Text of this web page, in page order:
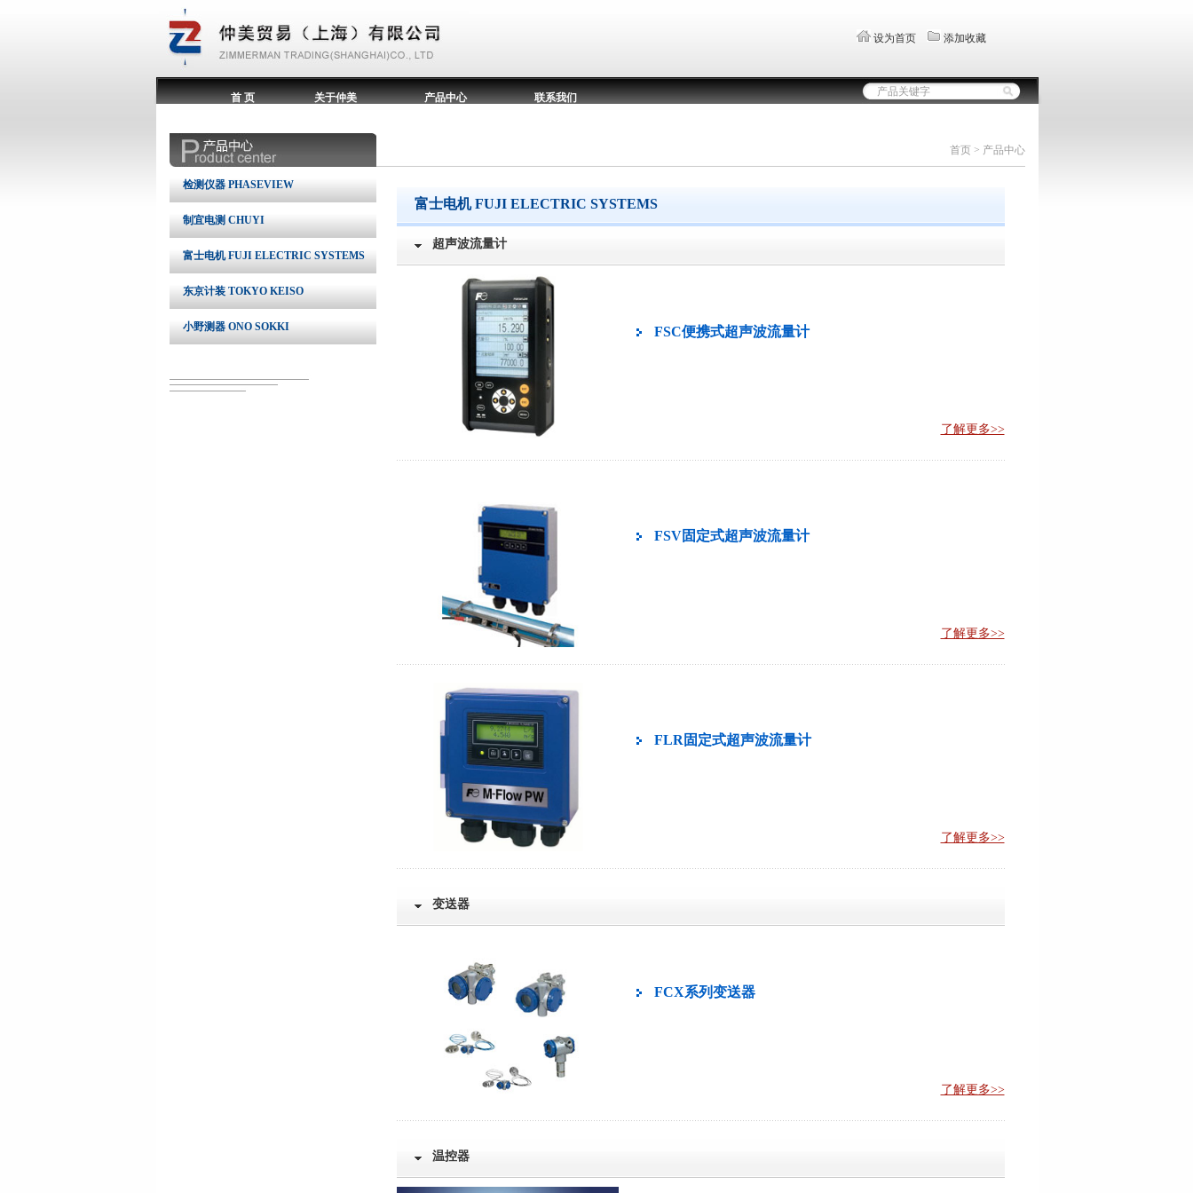
设为首页 添加收藏
首 页 关于仲美 产品中心 联系我们
首页 > 产品中心
检测仪器 PHASEVIEW
制宜电测 CHUYI
富士电机 FUJI ELECTRIC SYSTEMS
东京计装 TOKYO KEISO
小野测器 ONO SOKKI
富士电机 FUJI ELECTRIC SYSTEMS
超声波流量计
FSC便携式超声波流量计
了解更多>>
FSV固定式超声波流量计
了解更多>>
FLR固定式超声波流量计
了解更多>>
变送器
FCX系列变送器
了解更多>>
温控器